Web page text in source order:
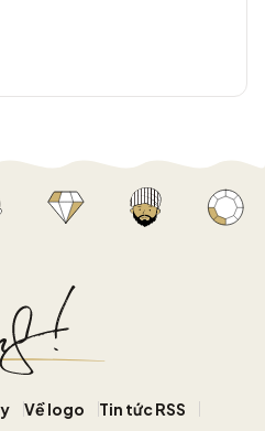
Về logo
Tin tức RSS